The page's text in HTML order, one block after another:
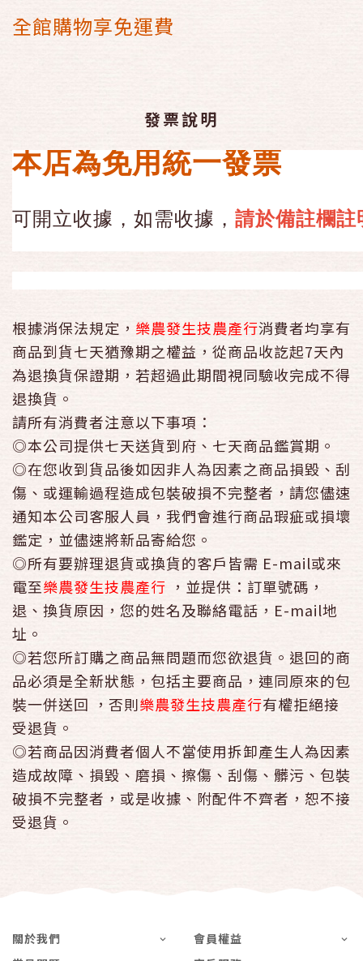
全館購物享免運費
發票說明
本店為免用統一發票
可開立收據，如需收據， 請於備註欄註
根據消保法規定， 樂農發生技農產行消費者均享有
商品到貨七天猶豫期之權益 ，從商品收訖起7天內
為退換貨保證期，若超過此期間視同驗收完成不得
退換貨。
請所有消費者注意以下事項：
◎本公司提供七天送貨到府、七天商品鑑賞期 。
◎在您收到貨品後如因非人為因素之商品損毀、刮
傷、或運輸過程造成包裝破損不完整者，請您儘速
通知本公司客服人員，我們會進行商品瑕疵或損壞
鑑定，並儘速將新品寄給您。
◎所有要辦理退貨或換貨的客戶皆需 E-mail或來
電至樂農發生技農產行 ，並提供：訂單號碼，
退、換貨原因，您的姓名及聯絡電話，E-mail地
址。
◎若您所訂購之商品無問題而您欲退貨。退回的商
品必須是全新狀態，包括主要商品，連同原來的包
裝一併送回 ，否則樂農發生技農產行有權拒絕接
受退貨。
◎若商品因消費者個人不當使用拆卸產生人為因素
造成故障、損毀、磨損、擦傷、刮傷、髒污、包裝
破損不完整者，或是收據、附配件不齊者，恕不接
受退貨。
關於我們
會員權益